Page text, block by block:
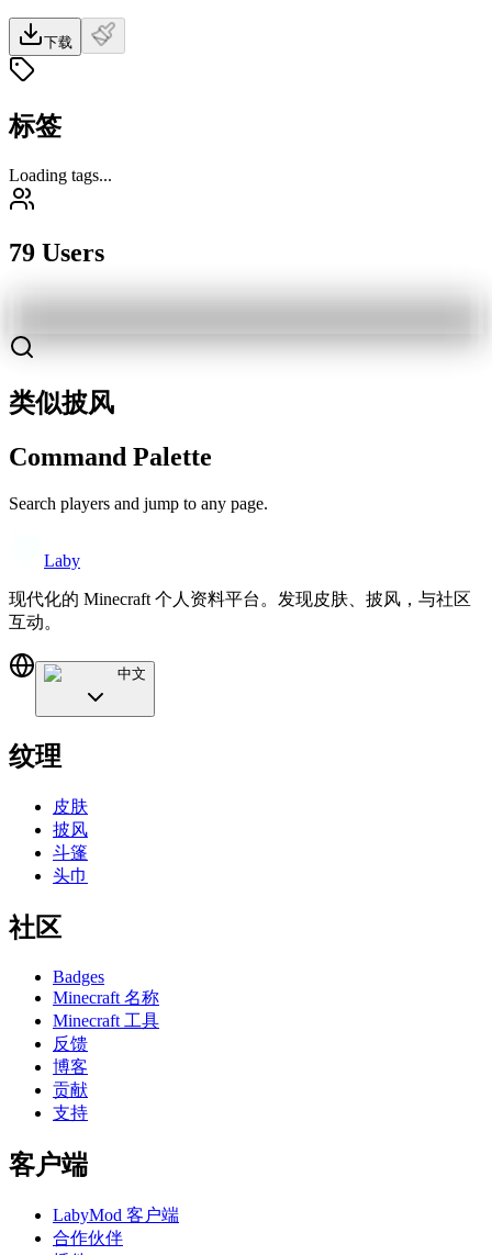
下载
标签
Loading tags...
79 Users
类似披风
Command Palette
Search players and jump to any page.
Laby
现代化的 Minecraft 个人资料平台。发现皮肤、披风，与社区
互动。
中文
纹理
皮肤
披风
斗篷
头巾
社区
Badges
Minecraft 名称
Minecraft 工具
反馈
博客
贡献
支持
客户端
LabyMod 客户端
合作伙伴